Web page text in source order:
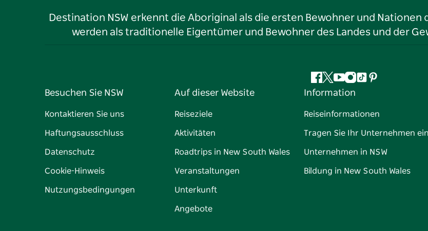
Destination NSW erkennt die Aboriginal als die ersten Bewohner und Nationen
werden als traditionelle Eigentümer und Bewohner des Landes und der
Facebook
Twitter
YouTube
Instagram
TikTokPinterest
Besuchen Sie NSW
Kontaktieren Sie uns
Haftungsausschluss
Datenschutz
Cookie-Hinweis
Nutzungsbedingungen
Auf dieser Website
Reiseziele
Aktivitäten
Roadtrips in New South Wales
Veranstaltungen
Unterkunft
Angebote
Information
Reiseinformationen
Tragen Sie Ihr Unternehmen ein
Unternehmen in NSW
Bildung in New South Wales